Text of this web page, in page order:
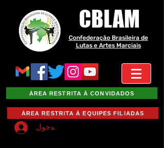
CBLAM
Confederação Brasileira de
Lutas e Artes Marciais
ÁREA RESTRITA À CONVIDADOS
ÁREA RESTRITA À EQUIPES FILIADAS
تسجيل الدخول